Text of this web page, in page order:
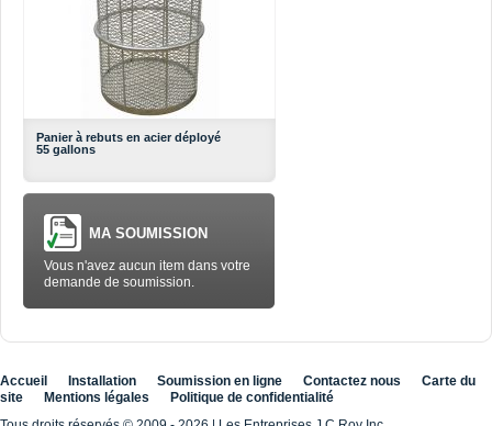
Panier à rebuts en acier déployé
55 gallons
MA SOUMISSION
Vous n'avez aucun item dans votre
demande de soumission.
Accueil Installation Soumission en ligne Contactez nous
Carte du
site
Mentions légales
Politique de confidentialité